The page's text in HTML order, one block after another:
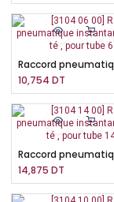
10,754 DT
14,875 DT